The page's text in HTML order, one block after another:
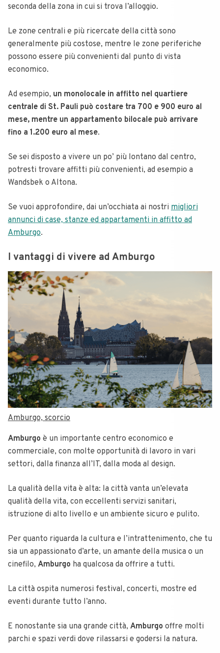
seconda della zona in cui si trova l’alloggio.
Le zone centrali e più ricercate della città sono
generalmente più costose, mentre le zone periferiche
possono essere più convenienti dal punto di vista
economico.
Ad esempio, un monolocale in affitto nel quartiere
centrale di St. Pauli può costare tra 700 e 900 euro al
mese, mentre un appartamento bilocale può arrivare
fino a 1.200 euro al mese.
Se sei disposto a vivere un po’ più lontano dal centro,
potresti trovare affitti più convenienti, ad esempio a
Wandsbek o Altona.
Se vuoi approfondire, dai un’occhiata ai nostri migliori
annunci di case, stanze ed appartamenti in affitto ad
Amburgo.
I vantaggi di vivere ad Amburgo
Amburgo, scorcio
Amburgo è un importante centro economico e
commerciale, con molte opportunità di lavoro in vari
settori, dalla finanza all’IT, dalla moda al design.
La qualità della vita è alta: la città vanta un’elevata
qualità della vita, con eccellenti servizi sanitari,
istruzione di alto livello e un ambiente sicuro e pulito.
Per quanto riguarda la cultura e l’intrattenimento, che tu
sia un appassionato d’arte, un amante della musica o un
cinefilo, Amburgo ha qualcosa da offrire a tutti.
La città ospita numerosi festival, concerti, mostre ed
eventi durante tutto l’anno.
E nonostante sia una grande città, Amburgo offre molti
parchi e spazi verdi dove rilassarsi e godersi la natura.